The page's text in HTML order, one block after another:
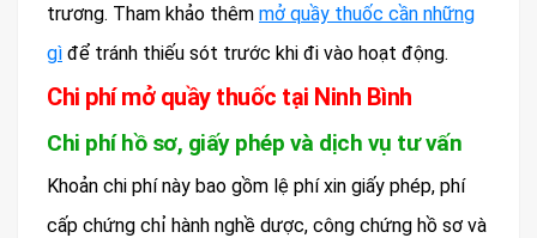
trương. Tham khảo thêm mở quầy thuốc cần những
gì để tránh thiếu sót trước khi đi vào hoạt động.
Chi phí mở quầy thuốc tại Ninh Bình
Chi phí hồ sơ, giấy phép và dịch vụ tư vấn
Khoản chi phí này bao gồm lệ phí xin giấy phép, phí
cấp chứng chỉ hành nghề dược, công chứng hồ sơ và